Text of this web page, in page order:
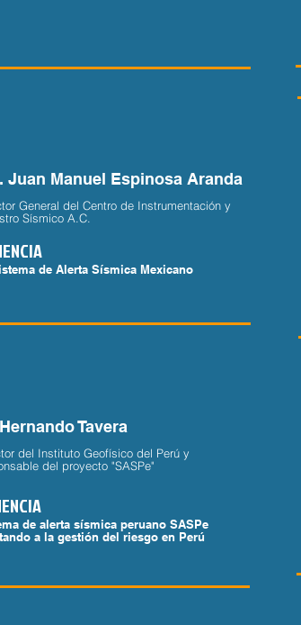
Juan Manuel Espinosa Aranda
General del Centro de Instrumentación y
Sísmico A.C.
de Alerta Sísmica Mexicano
Tavera
del Instituto Geofísico del Perú y
del proyecto "SASPe"
de alerta sísmica peruano SASPe
a la gestión del riesgo en Perú